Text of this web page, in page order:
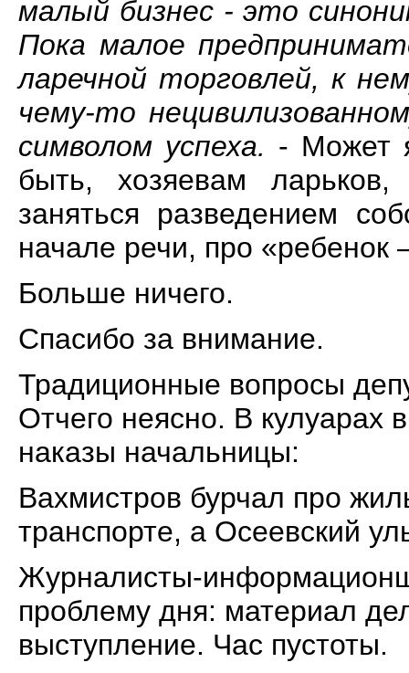
малый бизнес - это
Пока малое
ларечной торговлей, к
чему-то
символом успеха. - Может
быть, хозяевам
заняться разведением
начале речи, про «ребенок
Больше ничего.
Спасибо за внимание.
Традиционные вопросы
Отчего неясно. В кулуарах
наказы начальницы:
Вахмистров бурчал про
транспорте, а Осеевский
Журналисты-
проблему дня: материал
выступление. Час пустоты.